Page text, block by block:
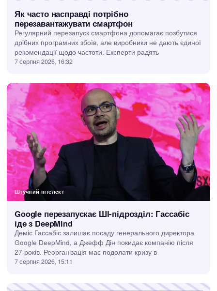
Як часто насправді потрібно
перезавантажувати смартфон
Регулярний перезапуск смартфона допомагає позбутися
дрібних програмних збоїв, але виробники не дають єдиної
рекомендації щодо частоти. Експерти радять
7 серпня 2026, 16:32
Штучний інтелект
Google перезапускає ШІ-підрозділ: Гассабіс
іде з DeepMind
Деміс Гассабіс залишає посаду генерального директора
Google DeepMind, а Джефф Дін покидає компанію після
27 років. Реорганізація має подолати кризу в
7 серпня 2026, 15:11